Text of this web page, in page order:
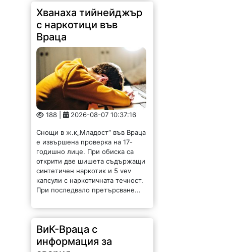
Хванаха тийнейджър
с наркотици във
Враца
188 | 2026-08-07 10:37:16
Снощи в ж.к„Младост“ във Враца
е извършена проверка на 17-
годишно лице. При обиска са
открити две шишета съдържащи
синтетичен наркотик и 5 vev
капсули с наркотичната течност.
При последвало претърсване...
ВиК-Враца с
информация за